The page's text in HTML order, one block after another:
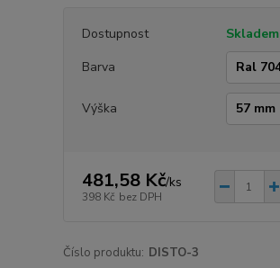
Dostupnost
Skladem
Barva
Výška
481,58 Kč/ks
398 Kč bez DPH
Číslo produktu: DISTO-3